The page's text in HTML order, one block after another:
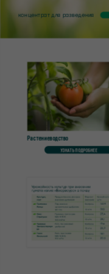
концентрат для разведения
Растениеводство
УЗНАТЬ ПОДРОБНЕЕ